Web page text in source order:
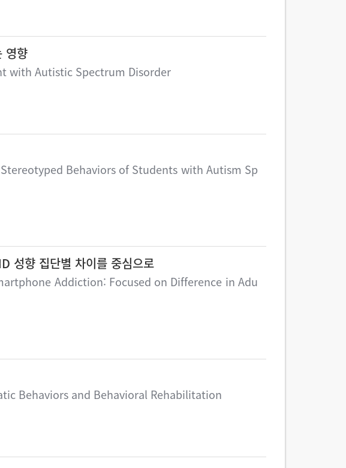
영향
with Autistic Spectrum Disorder
Behaviors of Students with Autism Sp
성향 집단별 차이를 중심으로
Addiction: Focused on Difference in Adu
Behaviors and Behavioral Rehabilitation